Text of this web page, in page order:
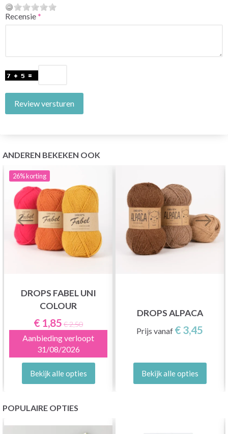
Recensie
Review versturen
ANDEREN BEKEKEN OOK
26%korting
DROPS FABEL UNI
COLOUR
€ 1,85 € 2,50
Aanbieding verloopt
31/08/2026
Bekijk alle opties
DROPS ALPACA
Prijs vanaf € 3,45
Bekijk alle opties
POPULAIRE OPTIES